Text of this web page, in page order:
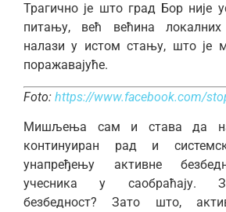
Трагично је што град Бор није
питању, већ већина
налази у истом стању, што је
поражавајуће.
Foto: https://www.facebook.com/
Мишљења сам и става да
континуиран рад и
унапређењу активне
учесника у саобраћају.
безбедност? Зато што,